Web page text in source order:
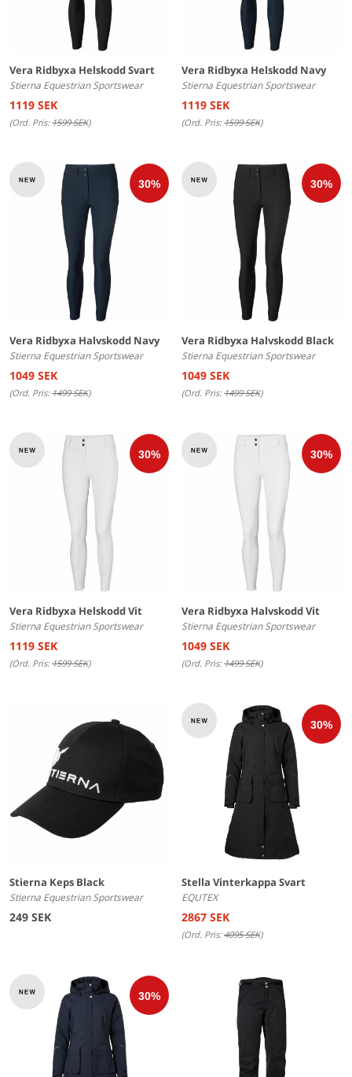
Vera Ridbyxa Helskodd Svart
Stierna Equestrian Sportswear
1119 SEK
(Ord. Pris:1599 SEK)
Vera Ridbyxa Helskodd Navy
Stierna Equestrian Sportswear
1119 SEK
(Ord. Pris:1599 SEK)
Vera Ridbyxa Halvskodd Navy
Stierna Equestrian Sportswear
1049 SEK
(Ord. Pris:1499 SEK)
Vera Ridbyxa Halvskodd Black
Stierna Equestrian Sportswear
1049 SEK
(Ord. Pris:1499 SEK)
Vera Ridbyxa Helskodd Vit
Stierna Equestrian Sportswear
1119 SEK
(Ord. Pris:1599 SEK)
Vera Ridbyxa Halvskodd Vit
Stierna Equestrian Sportswear
1049 SEK
(Ord. Pris:1499 SEK)
Stierna Keps Black
Stierna Equestrian Sportswear
249 SEK
Stella Vinterkappa Svart
EQUTEX
2867 SEK
(Ord. Pris:4095 SEK)